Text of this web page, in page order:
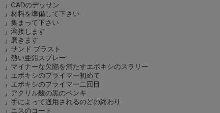
」CADのデッサン
」材料を準備して下さい
」集まって下さい
」溶接します
」磨きます
」サンド ブラスト
」熱い亜鉛スプレー
」マイナーな欠陥を満たすエポキシのスラリー
」エポキシのプライマー初めて
」エポキシのプライマー二回目
」アクリル酸の黒のペンキ
」手によって適用されるのどの終わり
」ニスのコート